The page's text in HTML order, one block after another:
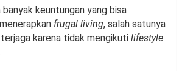
banyak keuntungan yang bisa
frugal living, salah satunya
karena tidak mengikuti lifestyle